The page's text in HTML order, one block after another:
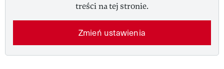
treści na tej stronie.
Zmień ustawienia